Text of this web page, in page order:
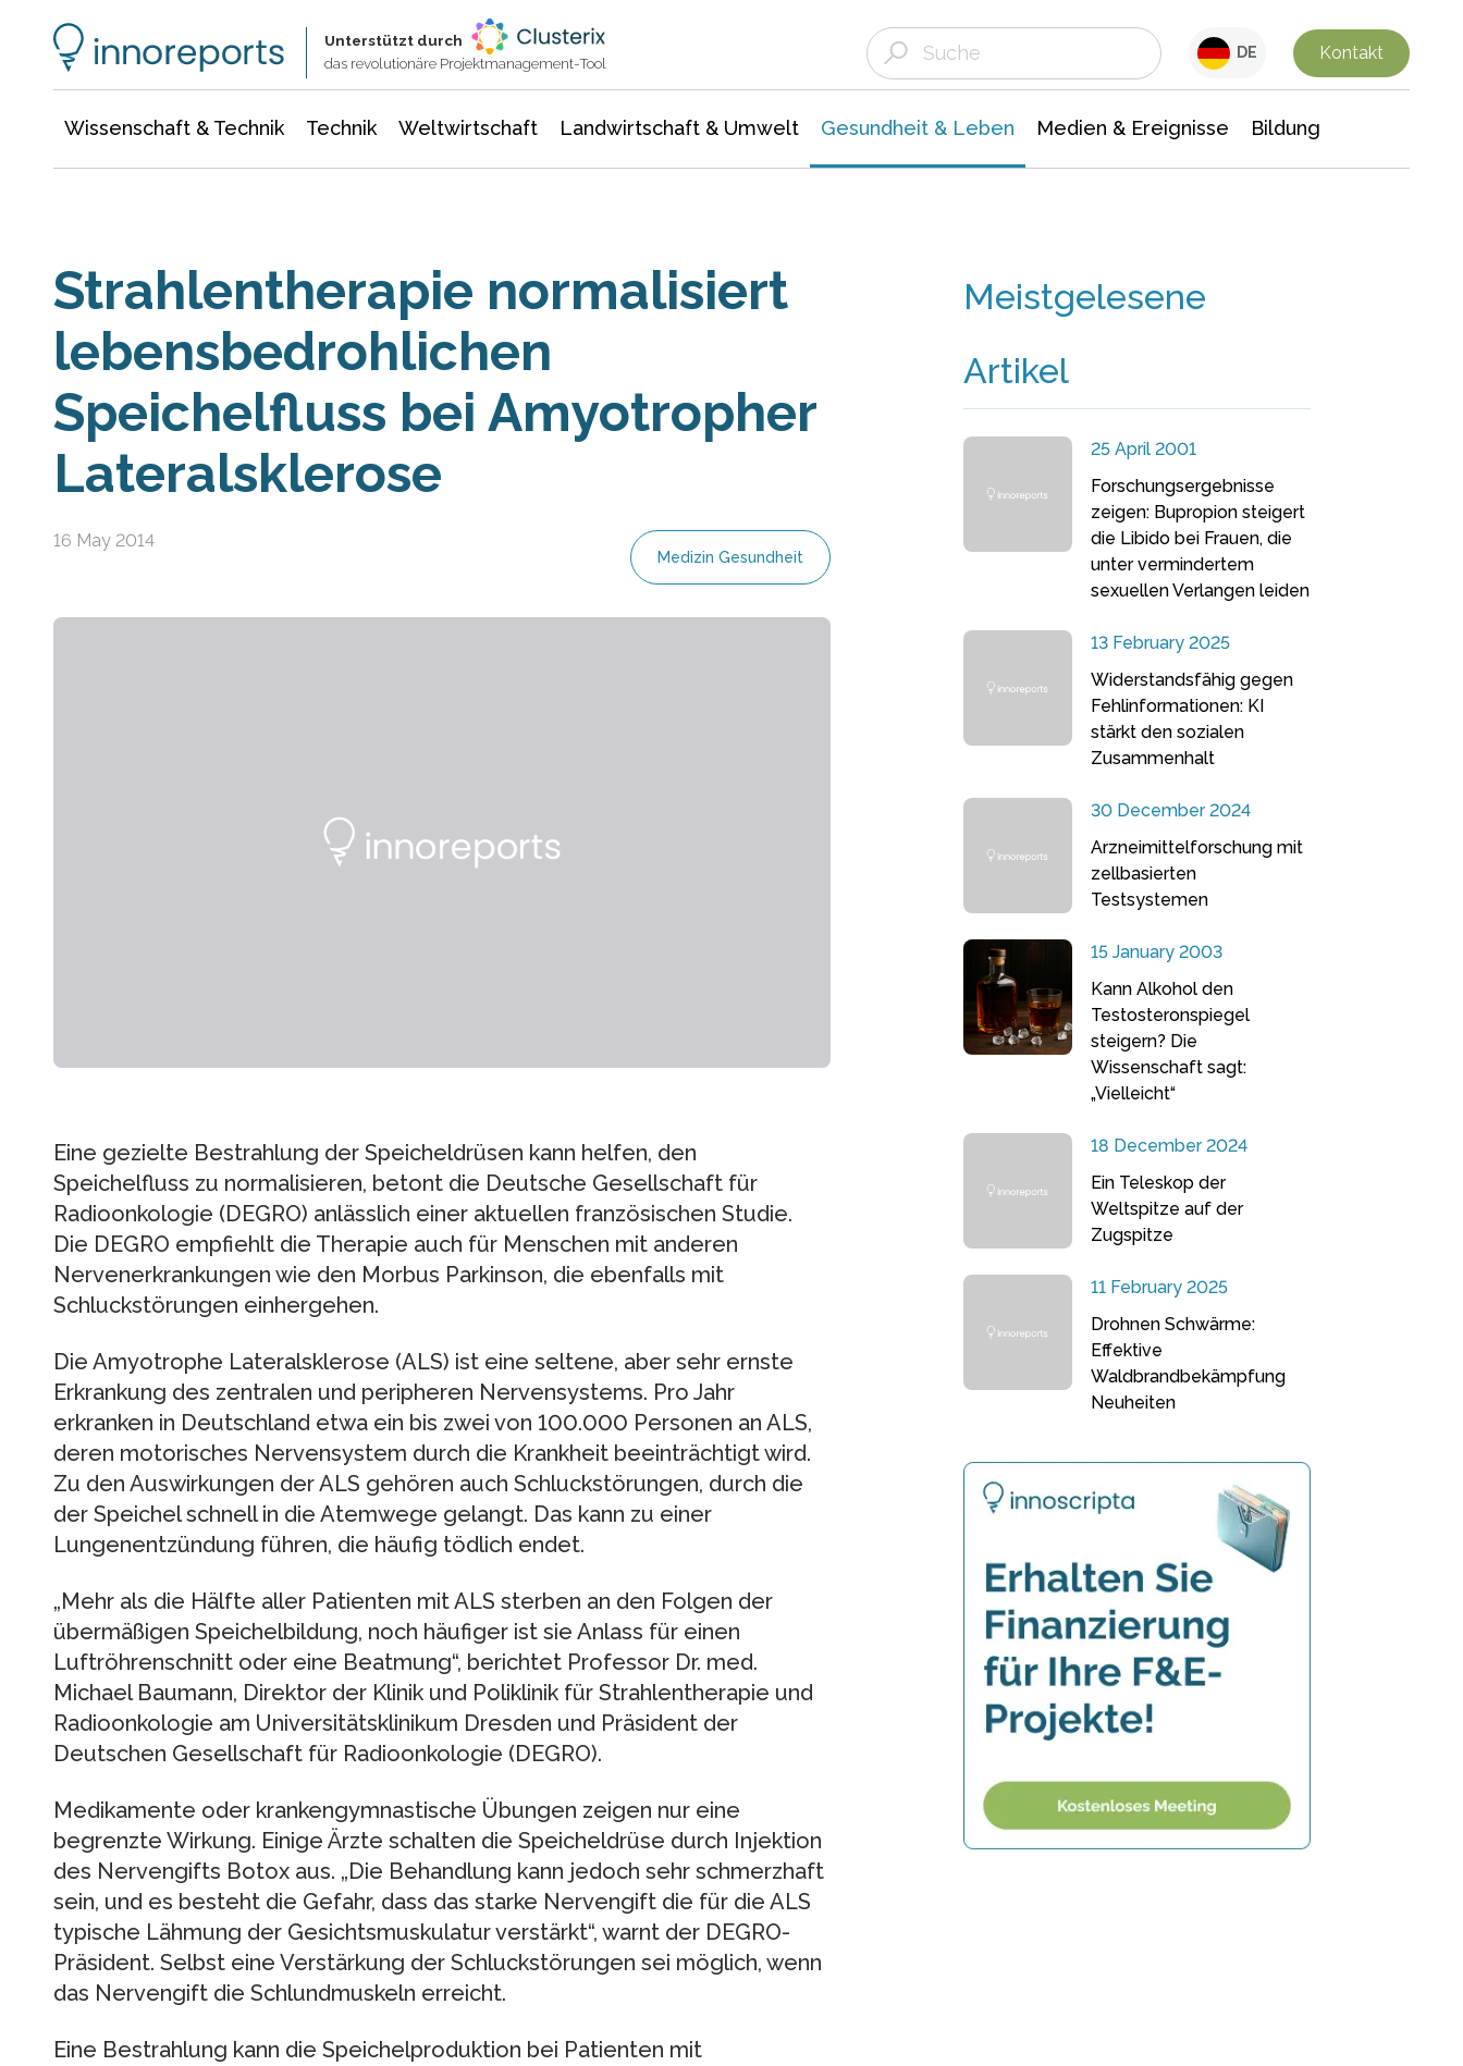
Unterstützt durch
das revolutionäre Projektmanagement-Tool
DE Kontakt
Wissenschaft & Technik Technik Weltwirtschaft Landwirtschaft & Umwelt Gesundheit & Leben Medien & Ereignisse Bildung
Strahlentherapie normalisiert
lebensbedrohlichen
Speichelfluss bei Amyotropher
Lateralsklerose
16 May 2014
Medizin Gesundheit
Eine gezielte Bestrahlung der Speicheldrüsen kann helfen, den
Speichelfluss zu normalisieren, betont die Deutsche Gesellschaft für
Radioonkologie (DEGRO) anlässlich einer aktuellen französischen Studie.
Die DEGRO empfiehlt die Therapie auch für Menschen mit anderen
Nervenerkrankungen wie den Morbus Parkinson, die ebenfalls mit
Schluckstörungen einhergehen.
Die Amyotrophe Lateralsklerose (ALS) ist eine seltene, aber sehr ernste
Erkrankung des zentralen und peripheren Nervensystems. Pro Jahr
erkranken in Deutschland etwa ein bis zwei von 100.000 Personen an ALS,
deren motorisches Nervensystem durch die Krankheit beeinträchtigt wird.
Zu den Auswirkungen der ALS gehören auch Schluckstörungen, durch die
der Speichel schnell in die Atemwege gelangt. Das kann zu einer
Lungenentzündung führen, die häufig tödlich endet.
„Mehr als die Hälfte aller Patienten mit ALS sterben an den Folgen der
übermäßigen Speichelbildung, noch häufiger ist sie Anlass für einen
Luftröhrenschnitt oder eine Beatmung“, berichtet Professor Dr. med.
Michael Baumann, Direktor der Klinik und Poliklinik für Strahlentherapie und
Radioonkologie am Universitätsklinikum Dresden und Präsident der
Deutschen Gesellschaft für Radioonkologie (DEGRO).
Medikamente oder krankengymnastische Übungen zeigen nur eine
begrenzte Wirkung. Einige Ärzte schalten die Speicheldrüse durch Injektion
des Nervengifts Botox aus. „Die Behandlung kann jedoch sehr schmerzhaft
sein, und es besteht die Gefahr, dass das starke Nervengift die für die ALS
typische Lähmung der Gesichtsmuskulatur verstärkt“, warnt der DEGRO-
Präsident. Selbst eine Verstärkung der Schluckstörungen sei möglich, wenn
das Nervengift die Schlundmuskeln erreicht.
Eine Bestrahlung kann die Speichelproduktion bei Patienten mit
Meistgelesene
Artikel
25 April 2001
Forschungsergebnisse
zeigen: Bupropion steigert
die Libido bei Frauen, die
unter vermindertem
sexuellen Verlangen leiden
13 February 2025
Widerstandsfähig gegen
Fehlinformationen: KI
stärkt den sozialen
Zusammenhalt
30 December 2024
Arzneimittelforschung mit
zellbasierten
Testsystemen
15 January 2003
Kann Alkohol den
Testosteronspiegel
steigern? Die
Wissenschaft sagt:
„Vielleicht“
18 December 2024
Ein Teleskop der
Weltspitze auf der
Zugspitze
11 February 2025
Drohnen Schwärme:
Effektive
Waldbrandbekämpfung
Neuheiten